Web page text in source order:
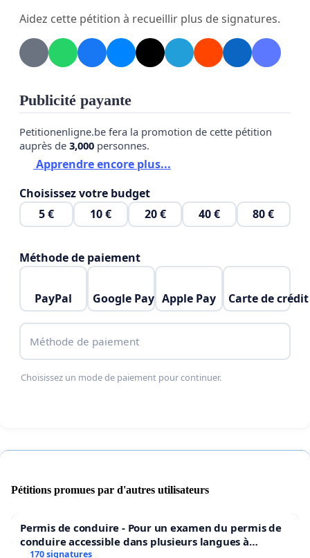
à s’engager dans la tenue de consultations et d’un
référendum.
- nous demandons aux MRC d'entendre la voix de
les consulter au préalable.
- Nous demandons à chaque municipalité de
consulter la population AVANT de se pencher sur
- Laisser chaque municipalité se prononcer
individuellement par référendum (oui ou non) sur
représenter dans cette demande d'exercice de la
démocratie.
Merci
Aidez cette pétition à recueillir plus de signatures.
Publicité payante
Petitionenligne.be fera la promotion de cette pétition
auprès de 3,000 personnes.
Apprendre encore plus...
Choisissez votre budget
5 €
10 € 20 € 40 € 80 €
Méthode de paiement
PayPal Google Pay Apple Pay Carte de crédit
Méthode de paiement
Choisissez un mode de paiement pour continuer.
Pétitions promues par d'autres utilisateurs
Permis de conduire - Pour un examen du permis de
conduire accessible dans plusieurs langues à
170 signatures